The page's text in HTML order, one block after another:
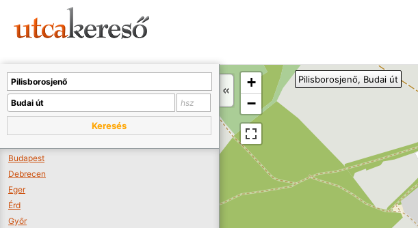
+
−
Pilisborosjenő, Budai út
Keresés
Budapest
Debrecen
Eger
Érd
Győr
A térképet kicsinyíteni kell, hogy látszódjanak a boltok.
Boltok látszódjanak >>